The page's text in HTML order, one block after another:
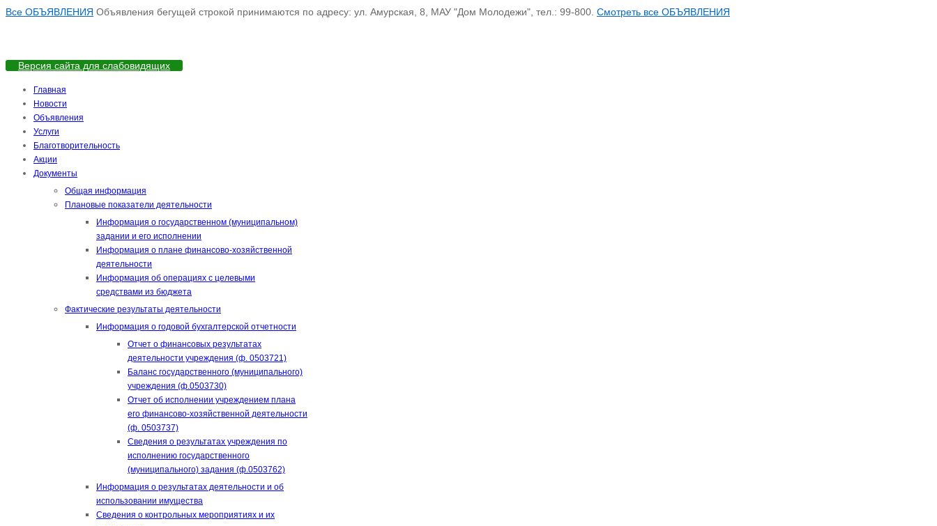
Все ОБЪЯВЛЕНИЯ Объявления бегущей строкой принимаются по адресу: ул. Амурская, 8, МАУ "Дом Молодежи", тел.: 99-800. Смотреть все ОБЪЯВЛЕНИЯ
Версия сайта для слабовидящих
Главная
Новости
Объявления
Услуги
Благотворительность
Акции
Документы
Общая информация
Плановые показатели деятельности
Информация о государственном (муниципальном)
задании и его исполнении
Информация о плане финансово-хозяйственной
деятельности
Информация об операциях с целевыми
средствами из бюджета
Фактические результаты деятельности
Информация о годовой бухгалтерской отчетности
Отчет о финансовых результатах
деятельности учреждения (ф. 0503721)
Баланс государственного (муниципального)
учреждения (ф.0503730)
Отчет об исполнении учреждением плана
его финансово-хозяйственной деятельности
(ф. 0503737)
Сведения о результатах учреждения по
исполнению государственного
(муниципального) задания (ф.0503762)
Информация о результатах деятельности и об
использовании имущества
Сведения о контрольных мероприятиях и их